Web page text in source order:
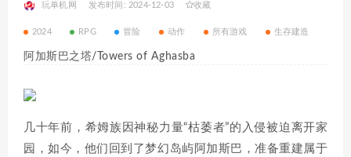
玩单机网 发布时间: 2024-12-03 收藏
2024 RPG 冒险 动作 所有游戏 生存建造
阿加斯巴之塔/Towers of Aghasba
几十年前，希姆族因神秘力量“枯萎者”的入侵被迫离开家
园，如今，他们回到了梦幻岛屿阿加斯巴，准备重建属于